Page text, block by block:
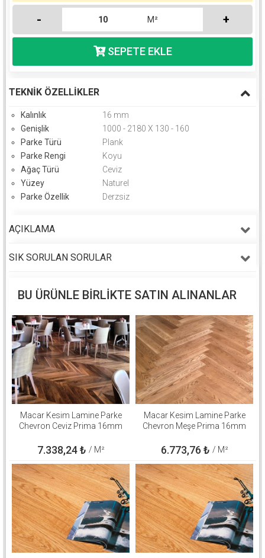
- M² +
TEKNIK ÖZELLIKLER
Kalınlık
16 mm
Genişlik
1000 - 2180 X 130 - 160
Parke Türü
Plank
Parke Rengi
Koyu
Ağaç Türü
Ceviz
Yüzey
Naturel
Parke Özellik
Derzsiz
AÇIKLAMA
SIK SORULAN SORULAR
BU ÜRÜNLE BIRLIKTE SATIN ALINANLAR
Macar Kesim Lamine Parke
Chevron Ceviz Prima 16mm
7.338,24₺ / M²
Macar Kesim Lamine Parke
Chevron Meşe Prima 16mm
6.773,76 ₺ / M²